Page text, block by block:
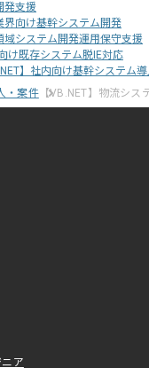
発支援
界向け基幹システム開発
域システム開発運用保守支援
向け既存システム脱IE対応
】社内向け基幹システム
・案件【VB.NET】物流シス
ア